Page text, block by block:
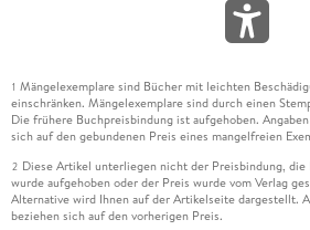
1 Mängelexemplare sind Bücher mit leichten
einschränken. Mängelexemplare sind durch einen
Die frühere Buchpreisbindung ist aufgehoben.
sich auf den gebundenen Preis eines mangelfreien
2 Diese Artikel unterliegen nicht der Preisbindung,
wurde aufgehoben oder der Preis wurde vom Verlag
Alternative wird Ihnen auf der Artikelseite dargestellt.
beziehen sich auf den vorherigen Preis.